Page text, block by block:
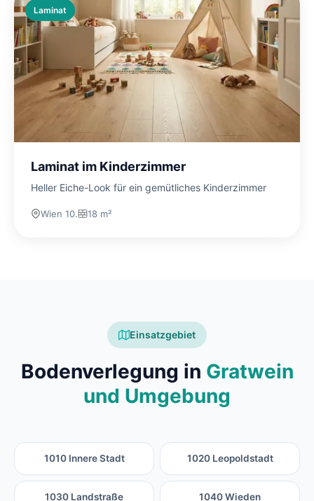
Laminat
Laminat im Kinderzimmer
Heller Eiche-Look für ein gemütliches Kinderzimmer
Wien 10. 18 m²
Einsatzgebiet
Bodenverlegung in Gratwein
und Umgebung
1010 Innere Stadt 1020 Leopoldstadt
1030 Landstraße 1040 Wieden